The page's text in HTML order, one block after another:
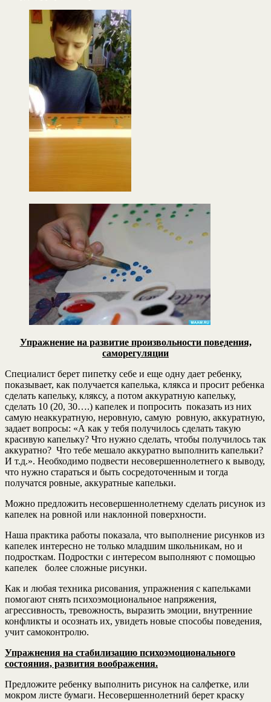
Упражнение на развитие произвольности поведения,
саморегуляции
Специалист берет пипетку себе и еще одну дает ребенку,
показывает, как получается капелька, клякса и просит ребенка
сделать капельку, кляксу, а потом аккуратную капельку,
сделать 10 (20, 30….) капелек и попросить показать из них
самую неаккуратную, неровную, самую ровную, аккуратную,
задает вопросы: «А как у тебя получилось сделать такую
красивую капельку? Что нужно сделать, чтобы получилось так
аккуратно? Что тебе мешало аккуратно выполнить капельки?
И т.д.». Необходимо подвести несовершеннолетнего к выводу,
что нужно стараться и быть сосредоточенным и тогда
получатся ровные, аккуратные капельки.
Можно предложить несовершеннолетнему сделать рисунок из
капелек на ровной или наклонной поверхности.
Наша практика работы показала, что выполнение рисунков из
капелек интересно не только младшим школьникам, но и
подросткам. Подростки с интересом выполняют с помощью
капелек более сложные рисунки.
Как и любая техника рисования, упражнения с капельками
помогают снять психоэмоциональное напряжения,
агрессивность, тревожность, выразить эмоции, внутренние
конфликты и осознать их, увидеть новые способы поведения,
учит самоконтролю.
Упражнения на стабилизацию психоэмоционального
состояния, развития воображения.
Предложите ребенку выполнить рисунок на салфетке, или
мокром листе бумаги. Несовершеннолетний берет краску